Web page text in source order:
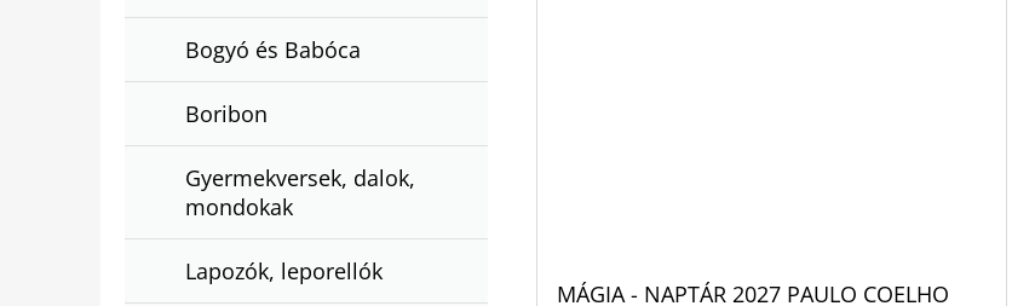
Bogyó és Babóca
Boribon
Gyermekversek, dalok,
mondokak
Lapozók, leporellók
MÁGIA - NAPTÁR 2027 PAULO COELHO